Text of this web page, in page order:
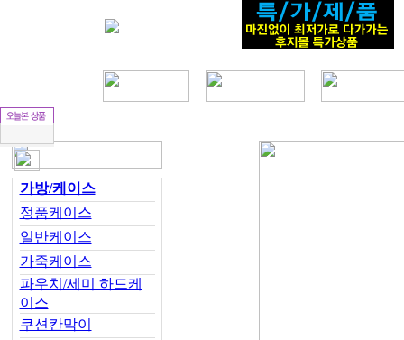
가방/케이스
정품케이스
일반케이스
가죽케이스
파우치/세미 하드케
이스
쿠션칸막이